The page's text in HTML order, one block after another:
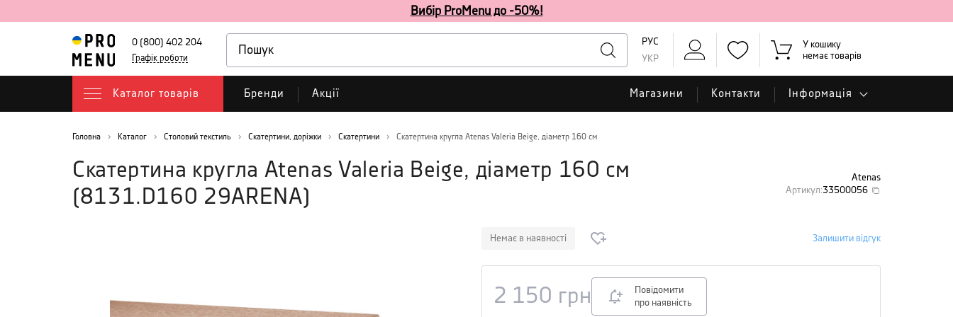
Вибір ProMenu до -50%!
0 (800) 402 204
Графік роботи
РУС
УКР
У кошику
немає товарів
Каталог товарів Бренди Акції Магазини Контакти Інформація
Головна Каталог Столовий текстиль Скатертини, доріжки Скатертини Скатертина кругла Atenas Valeria Beige, діаметр 160 см
Скатертина кругла Atenas Valeria Beige, діаметр 160 см
(8131.D160 29ARENA)
Atenas
Артикул:33500056
Немає в наявності Залишити відгук
2 150 грн
Повідомити
про наявність